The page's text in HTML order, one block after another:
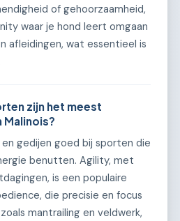
of gehoorzaamheid,
waar je hond leert omgaan
afleidingen, wat essentieel is
zijn het meest
gedijen goed bij sporten die
benutten. Agility, met
is een populaire
die precisie en focus
mantrailing en veldwerk,